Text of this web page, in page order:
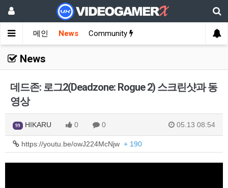
메인 News Community
News
데드존: 로그2(Deadzone: Rogue 2) 스크린샷과 동
영상
99 HIKARU 0 0 05.13 08:54
https://youtu.be/owJ224McNjw + 190